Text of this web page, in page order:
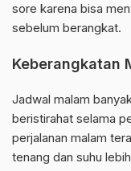
sore karena bisa
sebelum berangkat.
Keberangkatan
Jadwal malam
beristirahat selama
perjalanan malam
tenang dan suhu